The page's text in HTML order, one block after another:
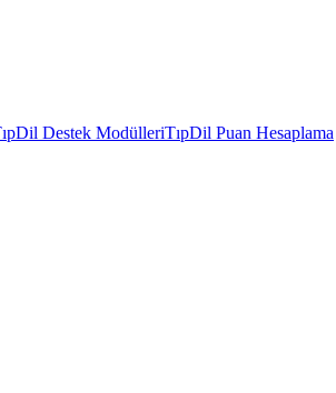
Destek ModülleriTıpDil Puan Hesaplama